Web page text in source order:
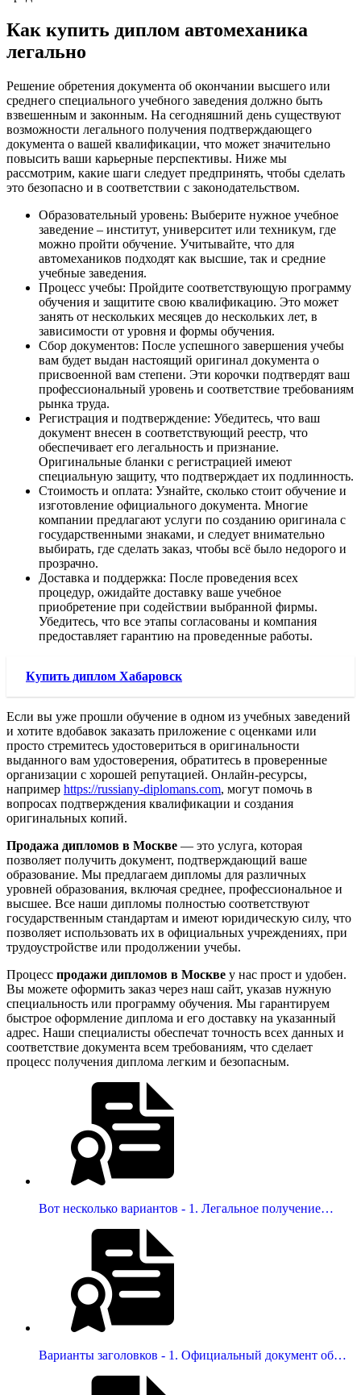
Как купить диплом автомеханика
легально
Решение обретения документа об окончании высшего или
среднего специального учебного заведения должно быть
взвешенным и законным. На сегодняшний день существуют
возможности легального получения подтверждающего
документа о вашей квалификации, что может значительно
повысить ваши карьерные перспективы. Ниже мы
рассмотрим, какие шаги следует предпринять, чтобы сделать
это безопасно и в соответствии с законодательством.
Образовательный уровень: Выберите нужное учебное
заведение – институт, университет или техникум, где
можно пройти обучение. Учитывайте, что для
автомехаников подходят как высшие, так и средние
учебные заведения.
Процесс учебы: Пройдите соответствующую программу
обучения и защитите свою квалификацию. Это может
занять от нескольких месяцев до нескольких лет, в
зависимости от уровня и формы обучения.
Сбор документов: После успешного завершения учебы
вам будет выдан настоящий оригинал документа о
присвоенной вам степени. Эти корочки подтвердят ваш
профессиональный уровень и соответствие требованиям
рынка труда.
Регистрация и подтверждение: Убедитесь, что ваш
документ внесен в соответствующий реестр, что
обеспечивает его легальность и признание.
Оригинальные бланки с регистрацией имеют
специальную защиту, что подтверждает их подлинность.
Стоимость и оплата: Узнайте, сколько стоит обучение и
изготовление официального документа. Многие
компании предлагают услуги по созданию оригинала с
государственными знаками, и следует внимательно
выбирать, где сделать заказ, чтобы всё было недорого и
прозрачно.
Доставка и поддержка: После проведения всех
процедур, ожидайте доставку ваше учебное
приобретение при содействии выбранной фирмы.
Убедитесь, что все этапы согласованы и компания
предоставляет гарантию на проведенные работы.
Купить диплом Хабаровск
Если вы уже прошли обучение в одном из учебных заведений
и хотите вдобавок заказать приложение с оценками или
просто стремитесь удостовериться в оригинальности
выданного вам удостоверения, обратитесь в проверенные
организации с хорошей репутацией. Онлайн-ресурсы,
например https://russiany-diplomans.com, могут помочь в
вопросах подтверждения квалификации и создания
оригинальных копий.
Продажа дипломов в Москве — это услуга, которая
позволяет получить документ, подтверждающий ваше
образование. Мы предлагаем дипломы для различных
уровней образования, включая среднее, профессиональное и
высшее. Все наши дипломы полностью соответствуют
государственным стандартам и имеют юридическую силу, что
позволяет использовать их в официальных учреждениях, при
трудоустройстве или продолжении учебы.
Процесс продажи дипломов в Москве у нас прост и удобен.
Вы можете оформить заказ через наш сайт, указав нужную
специальность или программу обучения. Мы гарантируем
быстрое оформление диплома и его доставку на указанный
адрес. Наши специалисты обеспечат точность всех данных и
соответствие документа всем требованиям, что сделает
процесс получения диплома легким и безопасным.
Вот несколько вариантов - 1. Легальное получение…
Варианты заголовков - 1. Официальный документ об…